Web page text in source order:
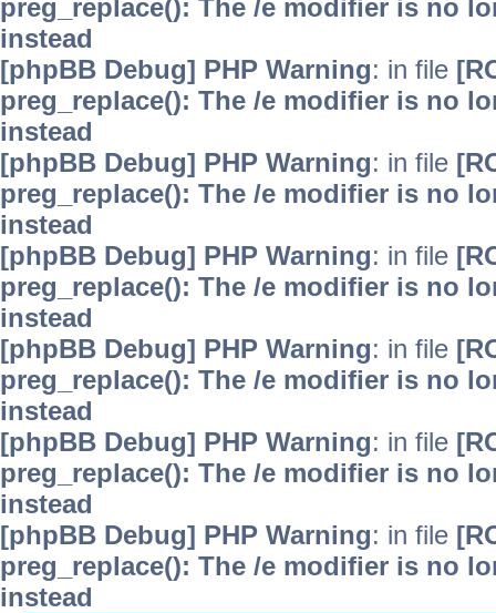
preg_replace(): The /e modifier is no
instead
[phpBB Debug] PHP Warning: in file
preg_replace(): The /e modifier is no
instead
[phpBB Debug] PHP Warning: in file
preg_replace(): The /e modifier is no
instead
[phpBB Debug] PHP Warning: in file
preg_replace(): The /e modifier is no
instead
[phpBB Debug] PHP Warning: in file
preg_replace(): The /e modifier is no
instead
[phpBB Debug] PHP Warning: in file
preg_replace(): The /e modifier is no
instead
[phpBB Debug] PHP Warning: in file
preg_replace(): The /e modifier is no
instead